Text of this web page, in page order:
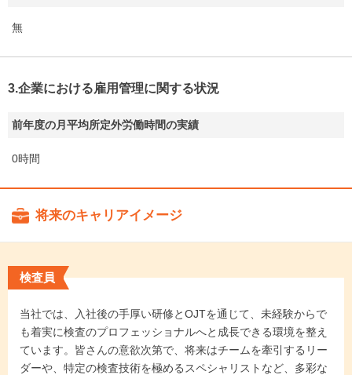
無
3.企業における雇用管理に関する状況
前年度の月平均所定外労働時間の実績
0時間
将来のキャリアイメージ
検査員
当社では、入社後の手厚い研修とOJTを通じて、未経験からで
も着実に検査のプロフェッショナルへと成長できる環境を整え
ています。皆さんの意欲次第で、将来はチームを牽引するリー
ダーや、特定の検査技術を極めるスペシャリストなど、多彩な